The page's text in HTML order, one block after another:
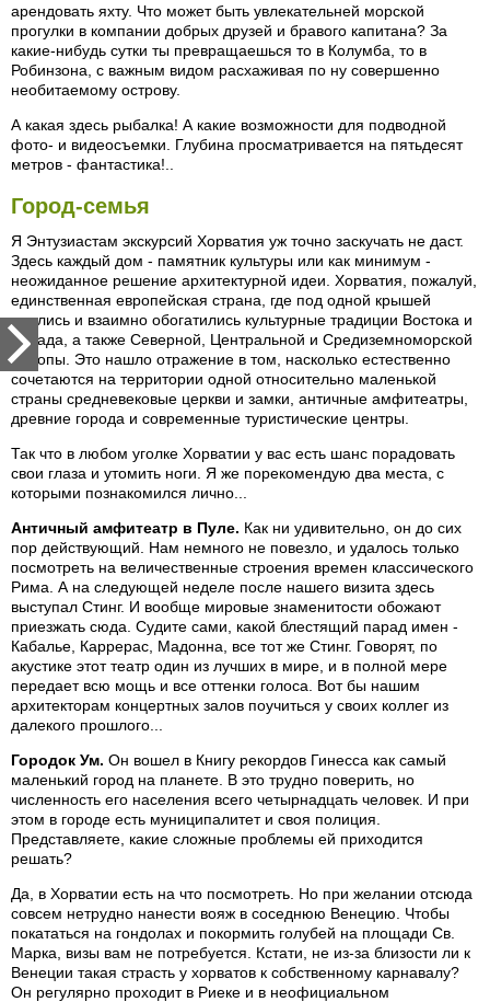
арендовать яхту. Что может быть увлекательней морской
прогулки в компании добрых друзей и бравого капитана? За
какие-нибудь сутки ты превращаешься то в Колумба, то в
Робинзона, с важным видом расхаживая по ну совершенно
необитаемому острову.
А какая здесь рыбалка! А какие возможности для подводной
фото- и видеосъемки. Глубина просматривается на пятьдесят
метров - фантастика!..
Город-семья
Я Энтузиастам экскурсий Хорватия уж точно заскучать не даст.
Здесь каждый дом - памятник культуры или как минимум -
неожиданное решение архитектурной идеи. Хорватия, пожалуй,
единственная европейская страна, где под одной крышей
ужились и взаимно обогатились культурные традиции Востока и
Запада, а также Северной, Центральной и Средиземноморской
Европы. Это нашло отражение в том, насколько естественно
сочетаются на территории одной относительно маленькой
страны средневековые церкви и замки, античные амфитеатры,
древние города и современные туристические центры.
Так что в любом уголке Хорватии у вас есть шанс порадовать
свои глаза и утомить ноги. Я же порекомендую два места, с
которыми познакомился лично...
Античный амфитеатр в Пуле. Как ни удивительно, он до сих
пор действующий. Нам немного не повезло, и удалось только
посмотреть на величественные строения времен классического
Рима. А на следующей неделе после нашего визита здесь
выступал Стинг. И вообще мировые знаменитости обожают
приезжать сюда. Судите сами, какой блестящий парад имен -
Кабалье, Каррерас, Мадонна, все тот же Стинг. Говорят, по
акустике этот театр один из лучших в мире, и в полной мере
передает всю мощь и все оттенки голоса. Вот бы нашим
архитекторам концертных залов поучиться у своих коллег из
далекого прошлого...
Городок Ум. Он вошел в Книгу рекордов Гинесса как самый
маленький город на планете. В это трудно поверить, но
численность его населения всего четырнадцать человек. И при
этом в городе есть муниципалитет и своя полиция.
Представляете, какие сложные проблемы ей приходится
решать?
Да, в Хорватии есть на что посмотреть. Но при желании отсюда
совсем нетрудно нанести вояж в соседнюю Венецию. Чтобы
покататься на гондолах и покормить голубей на площади Св.
Марка, визы вам не потребуется. Кстати, не из-за близости ли к
Венеции такая страсть у хорватов к собственному карнавалу?
Он регулярно проходит в Риеке и в неофициальном